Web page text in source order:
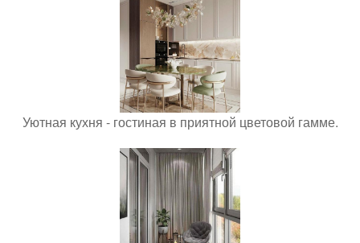
Уютная кухня - гостиная в приятной цветовой гамме.